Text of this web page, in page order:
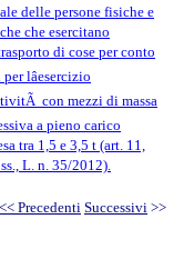
delle persone fisiche e
che esercitano
di cose per conto
lâesercizio
con mezzi di massa
a pieno carico
tra 1,5 e 3,5 t (art. 11,
L. n. 35/2012).
<< Precedenti Successivi >>